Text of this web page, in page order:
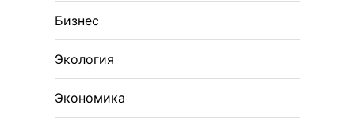
Бизнес
Экология
Экономика